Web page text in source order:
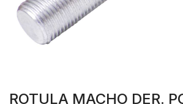
ROTULA MACHO DER.